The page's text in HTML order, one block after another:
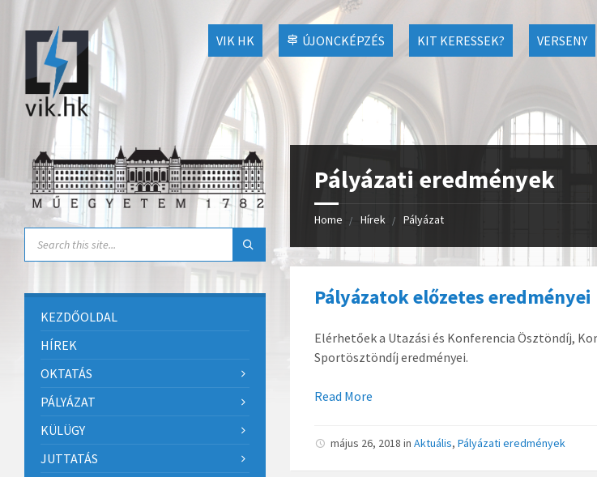
VIK HK ÚJONCKÉPZÉS KIT KERESSEK? VERSENY
Pályázati eredmények
Home Hírek Pályázat
Pályázatok előzetes eredményei
Elérhetőek a Utazási és Konferencia Ösztöndíj,
Sportösztöndíj eredményei.
Read More
május 26, 2018inAktuális,Pályázati eredmények
KEZDŐOLDAL
HÍREK
OKTATÁS
PÁLYÁZAT
KÜLÜGY
JUTTATÁS